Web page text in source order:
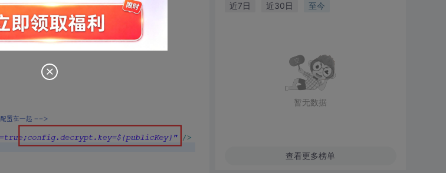
近7日 近30日 至今
暂无数据
查看更多榜单